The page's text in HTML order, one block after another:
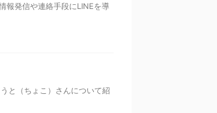
報発信や連絡手段にLINEを導
と（ちょこ）さんについて紹